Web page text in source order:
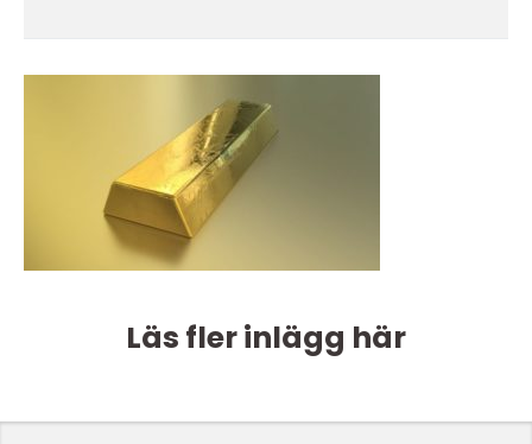
Läs fler inlägg här